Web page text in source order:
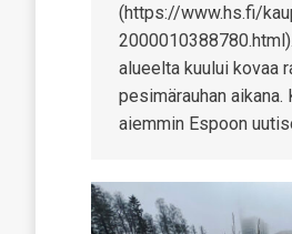
(https://www.hs.fi/
alueelta kuului kovaa
pesimärauhan
aiemmin Espoon